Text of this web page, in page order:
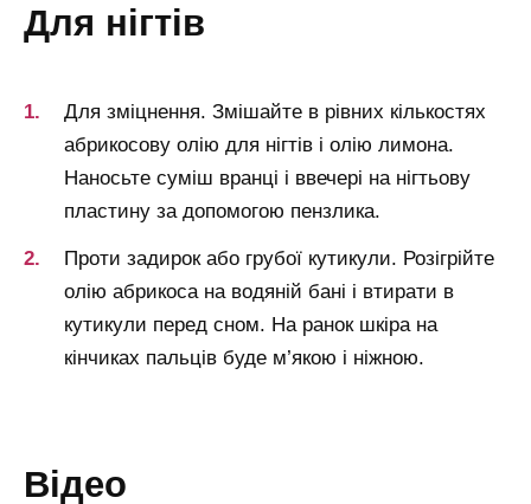
для нігтів
Для зміцнення. Змішайте в рівних кількостях
абрикосову олію для нігтів і олію лимона.
Наносьте суміш вранці і ввечері на нігтьову
пластину за допомогою пензлика.
Проти задирок або грубої кутикули. Розігрійте
олію абрикоса на водяній бані і втирати в
кутикули перед сном. На ранок шкіра на
кінчиках пальців буде м’якою і ніжною.
відео